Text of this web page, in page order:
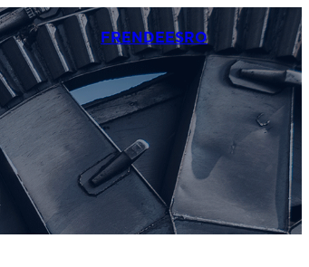
FRENDEESRO